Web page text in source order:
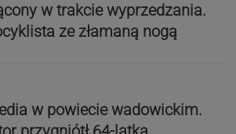
w trakcie wyprzedzania.
ze złamaną nogą
w powiecie wadowickim.